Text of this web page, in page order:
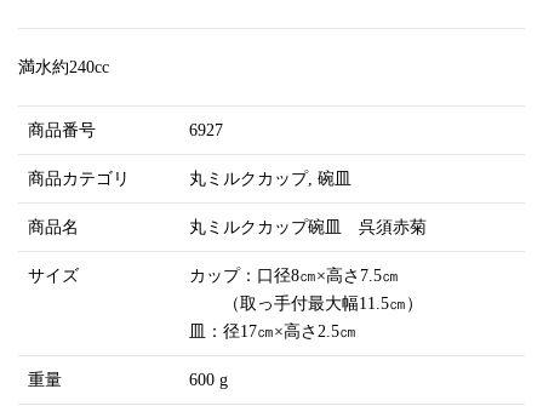
満水約240cc
商品番号 6927
商品カテゴリ 丸ミルクカップ 碗皿
商品名 丸ミルクカップ碗皿 呉須赤菊
サイズ
カップ：口径8㎝×高さ7.5㎝
（取っ手付最大幅11.5㎝）
皿：径17㎝×高さ2.5㎝
重量 600 g